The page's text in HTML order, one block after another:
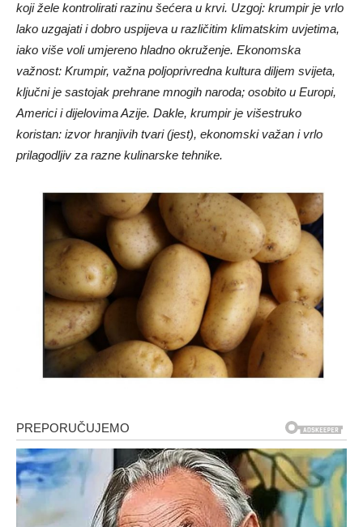
koji žele kontrolirati razinu šećera u krvi. Uzgoj: krumpir je vrlo
lako uzgajati i dobro uspijeva u različitim klimatskim uvjetima,
iako više voli umjereno hladno okruženje. Ekonomska
važnost: Krumpir, važna poljoprivredna kultura diljem svijeta,
ključni je sastojak prehrane mnogih naroda; osobito u Europi,
Americi i dijelovima Azije. Dakle, krumpir je višestruko
koristan: izvor hranjivih tvari (jest), ekonomski važan i vrlo
prilagodljiv za razne kulinarske tehnike.